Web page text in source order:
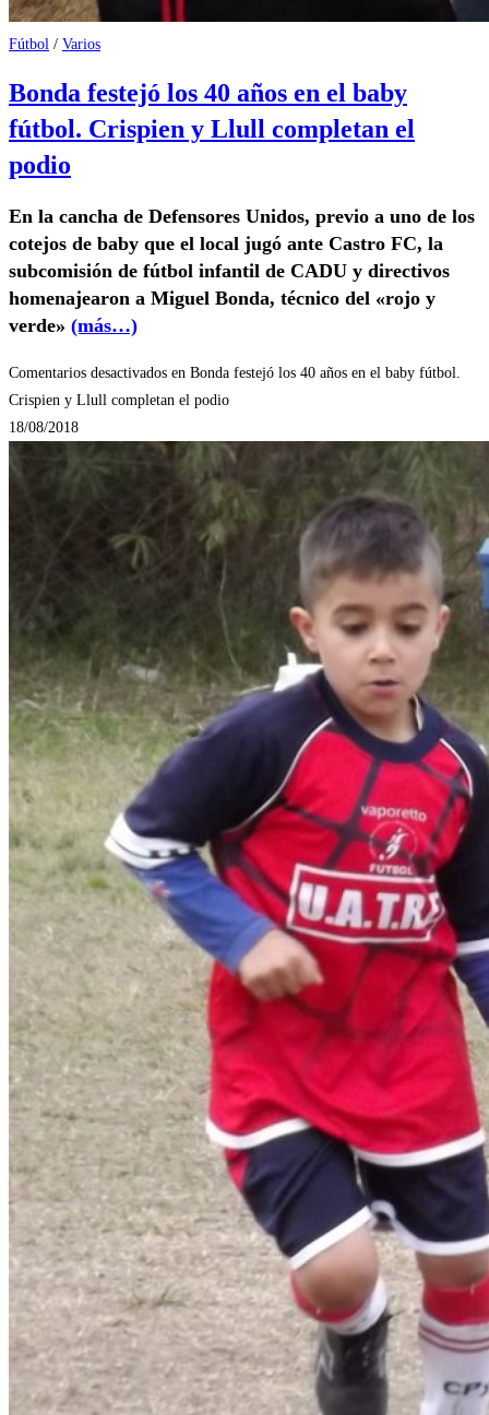
Fútbol / Varios
Bonda festejó los 40 años en el baby
fútbol. Crispien y Llull completan el
podio
En la cancha de Defensores Unidos, previo a uno de los
cotejos de baby que el local jugó ante Castro FC, la
subcomisión de fútbol infantil de CADU y directivos
homenajearon a Miguel Bonda, técnico del «rojo y
verde» (más…)
Comentarios desactivados en Bonda festejó los 40 años en el baby fútbol.
Crispien y Llull completan el podio
18/08/2018